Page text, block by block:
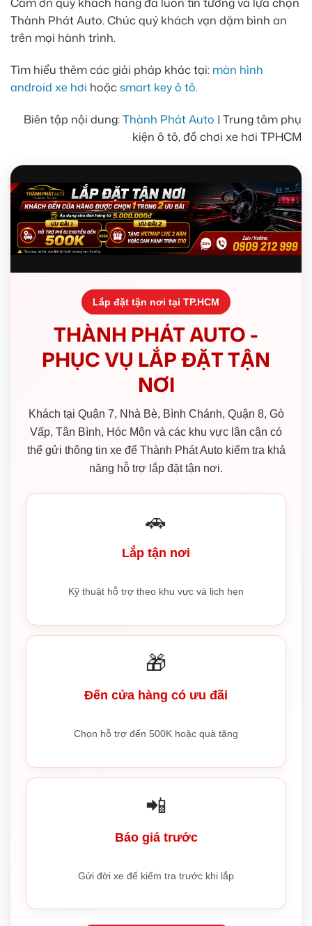
Thành Phát Auto. Chúc quý khách vạn dặm bình an
trên mọi hành trình.
Tìm hiểu thêm các giải pháp khác tại: màn hình
android xe hơi hoặcsmart key ô tô.
Biên tập nội dung:Thành Phát Auto | Trung tâm phụ
kiện ô tô, đồ chơi xe hơi TPHCM
Lắp đặt tận nơi tại TP.HCM
THÀNH PHÁT AUTO -
PHỤC VỤ LẮP ĐẶT TẬN
NƠI
Khách tại Quận 7, Nhà Bè, Bình Chánh, Quận 8, Gò
Vấp, Tân Bình, Hóc Môn và các khu vực lân cận có
thể gửi thông tin xe để Thành Phát Auto kiểm tra khả
năng hỗ trợ lắp đặt tận nơi.
🚗
Lắp tận nơi
Kỹ thuật hỗ trợ theo khu vực và lịch hẹn
🎁
Đến cửa hàng có ưu đãi
Chọn hỗ trợ đến 500K hoặc quà tặng
📲
Báo giá trước
Gửi đời xe để kiểm tra trước khi lắp